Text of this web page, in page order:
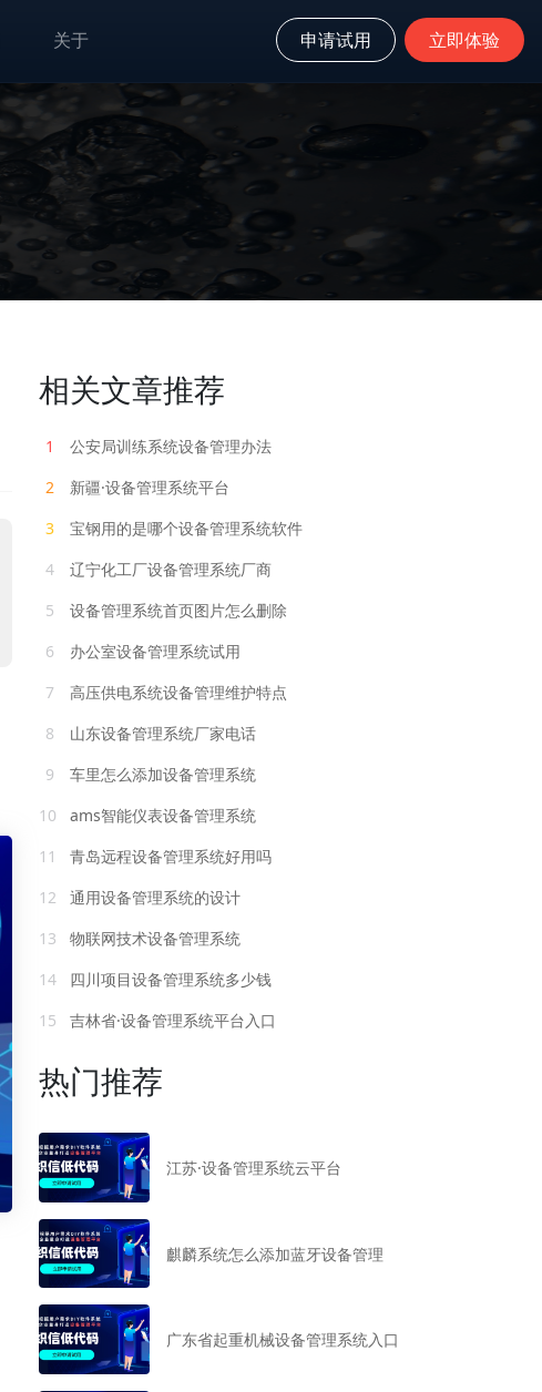
关于 申请试用 立即体验
相关文章推荐
1
公安局训练系统设备管理办法
2
新疆·设备管理系统平台
3
宝钢用的是哪个设备管理系统软件
4
辽宁化工厂设备管理系统厂商
5
设备管理系统首页图片怎么删除
6
办公室设备管理系统试用
7
高压供电系统设备管理维护特点
8
山东设备管理系统厂家电话
9
车里怎么添加设备管理系统
10
ams智能仪表设备管理系统
11
青岛远程设备管理系统好用吗
12
通用设备管理系统的设计
13
物联网技术设备管理系统
14
四川项目设备管理系统多少钱
15
吉林省·设备管理系统平台入口
热门推荐
江苏·设备管理系统云平台
麒麟系统怎么添加蓝牙设备管理
广东省起重机械设备管理系统入口